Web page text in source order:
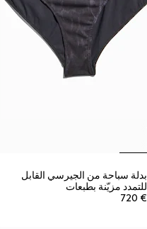
بدلة سباحة من الجيرسي القابل
للتمدد مزيّنة بطبعات
€ 720